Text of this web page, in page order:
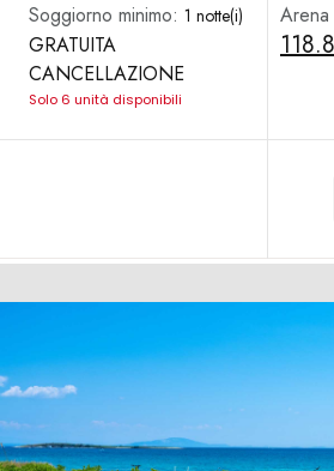
Soggiorno minimo: 1 notte(i)
GRATUITA
CANCELLAZIONE
Solo 6 unità disponibili
Arena